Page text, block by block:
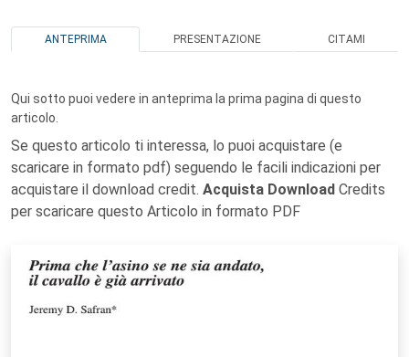
ANTEPRIMA PRESENTAZIONE CITAMI
Qui sotto puoi vedere in anteprima la prima pagina di questo
articolo.
Se questo articolo ti interessa, lo puoi acquistare (e
scaricare in formato pdf) seguendo le facili indicazioni per
acquistare il download credit. Acquista Download Credits
per scaricare questo Articolo in formato PDF